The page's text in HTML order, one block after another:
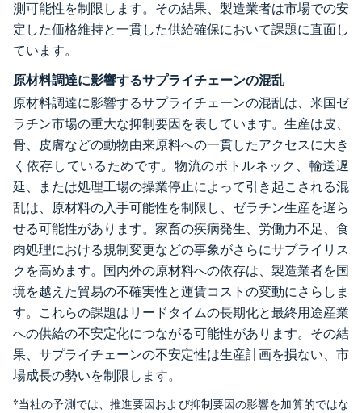
測可能性を制限します。その結果、製造業者は市場での安
定した価格維持と一貫した供給確保において課題に直面し
ています。
原材料調達に影響するサプライチェーンの混乱
原材料調達に影響するサプライチェーンの混乱は、米国ゼ
ラチン市場の重大な抑制要因を表しています。生産は皮、
骨、皮膚などの動物由来原料への一貫したアクセスに大き
く依存しているためです。物流のボトルネック、輸送遅
延、または処理工場の操業停止によって引き起こされる混
乱は、原材料の入手可能性を制限し、ゼラチン生産を遅ら
せる可能性があります。家畜の疾病発生、労働力不足、食
肉処理における規制変更などの事象がさらにサプライリス
クを高めます。国内外の原材料への依存は、製造業者を国
境を越えた貿易の不確実性と運賃コストの変動にさらしま
す。これらの課題はリードタイムの長期化と最終用途産業
への供給の不安定化につながる可能性があります。その結
果、サプライチェーンの不安定性は生産計画を損ない、市
場成長の勢いを制限します。
*当社の予測では、推進要因および抑制要因の影響を加算的ではな